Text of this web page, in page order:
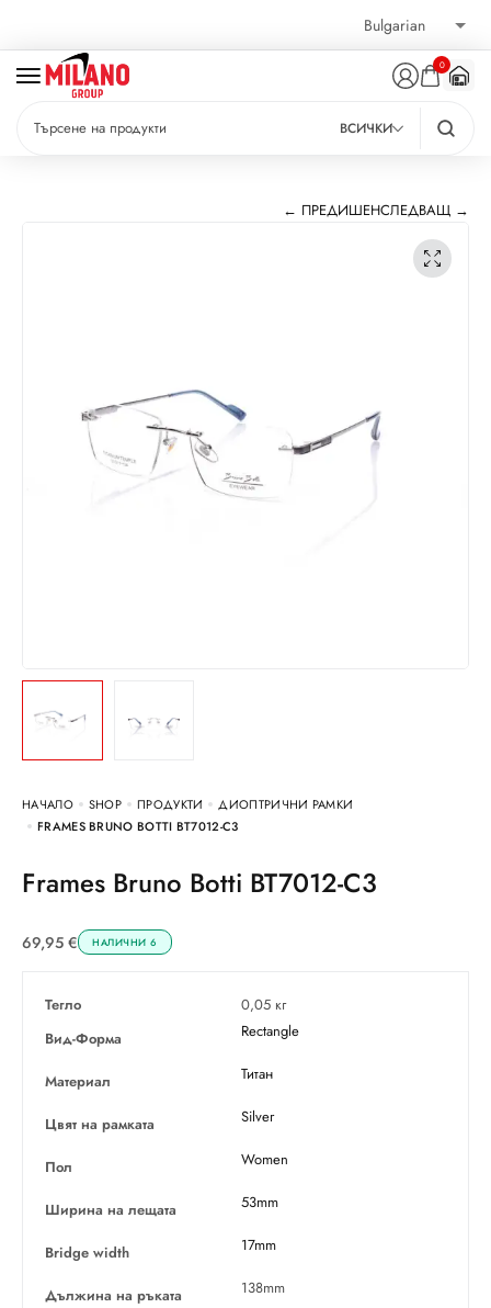
0
ВСИЧКИ
← ПРЕДИШЕНСЛЕДВАЩ →
НАЧАЛО SHOP ПРОДУКТИ
ДИОПТРИЧНИ РАМКИ
FRAMES BRUNO BOTTI BT7012-C3
Frames Bruno Botti BT7012-C3
69,95 € НАЛИЧНИ 6
Тегло
0,05 кг
Вид-Форма
Rectangle
Материал Титан
Цвят на рамката Silver
Пол Women
Ширина на лещата 53mm
Bridge width 17mm
Дължина на ръката 138mm